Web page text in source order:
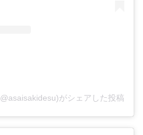
がシェアした投稿